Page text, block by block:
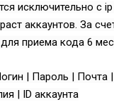
исключительно с
аккаунтов. За
приема кода 6
| Пароль | Почта
| ID аккаунта